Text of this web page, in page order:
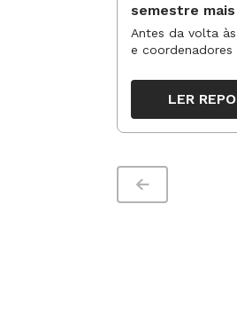
semestre
para os
Antes da volta
e coordenadores
organizar ações
trabalho
do período
LER